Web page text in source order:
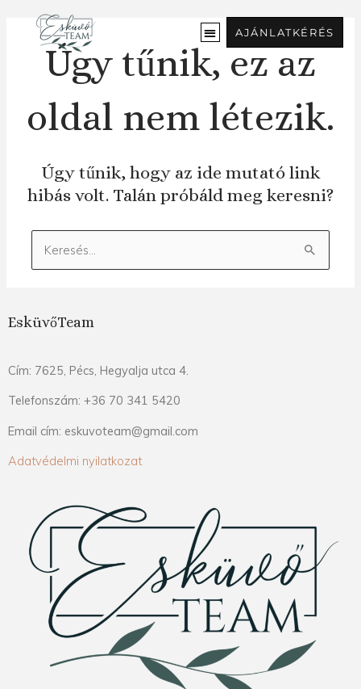
tartalomra
AJÁNLATKÉRÉS
Úgy tűnik, ez az
oldal nem létezik.
Úgy tűnik, hogy az ide mutató link
hibás volt. Talán próbáld meg keresni?
Keresés:
EsküvőTeam
Cím: 7625, Pécs, Hegyalja utca 4.
Telefonszám: +36 70 341 5420
Email cím: eskuvoteam@gmail.com
Adatvédelmi nyilatkozat